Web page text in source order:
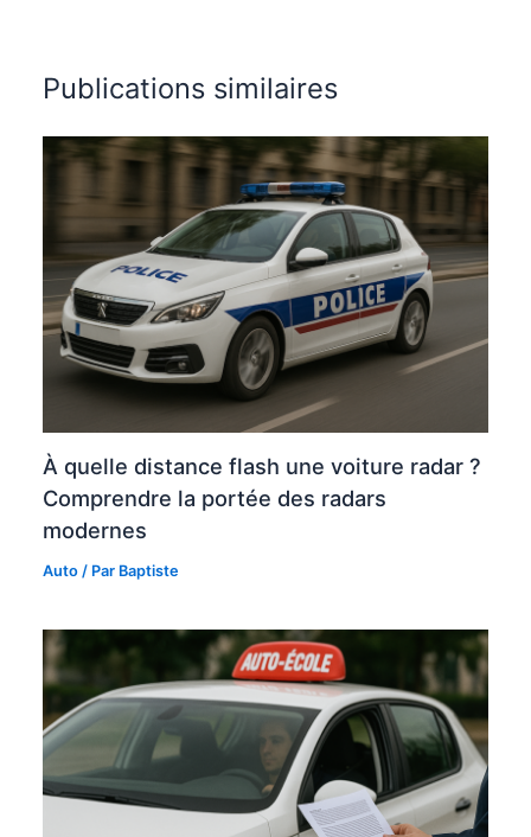
Publications similaires
À quelle distance flash une voiture radar ?
Comprendre la portée des radars
modernes
Auto / Par Baptiste